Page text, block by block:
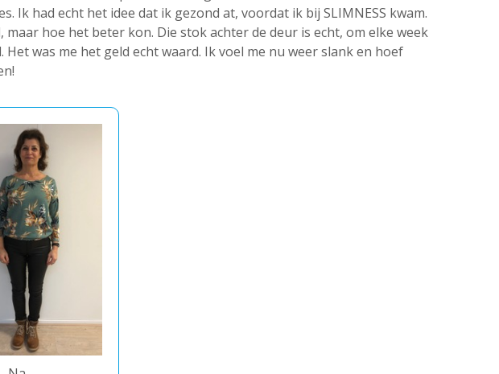
Ik had echt het idee dat ik gezond at, voordat ik bij SLIMNESS kwam.
hoe het beter kon. Die stok achter de deur is echt, om elke week
was me het geld echt waard. Ik voel me nu weer slank en hoef